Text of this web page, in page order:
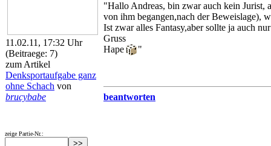
11.02.11, 17:32 Uhr
(Beitraege: 7)
zum Artikel
Denksportaufgabe ganz
ohne Schach von
brucybabe
"Hallo Andreas, bin zwar auch kein Jurist,
von ihm begangen,nach der Beweislage),
Ist zwar alles Fantasy,aber sollte ja auch
Gruss
Hape
"
beantworten
zeige Partie-Nr.: